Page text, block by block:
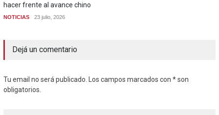
hacer frente al avance chino
NOTICIAS 23 julio, 2026
Dejá un comentario
Tu email no será publicado. Los campos marcados con * son
obligatorios.